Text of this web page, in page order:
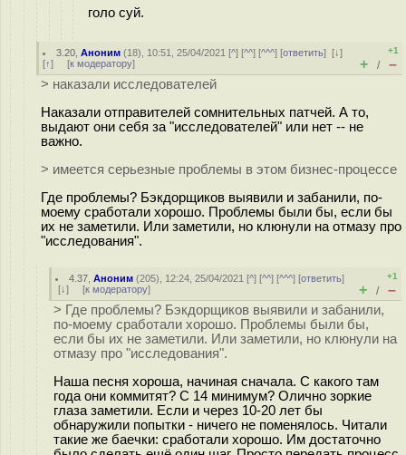
голо суй.
3.20 ,Аноним (18), 10:51, 25/04/2021 [^] [^^] [^^^] [ответить][↓]
[↑] [к модератору]
+1
+ / –
> наказали исследователей
Наказали отправителей сомнительных патчей. А то,
выдают они себя за "исследователей" или нет -- не
важно.
> имеется серьезные проблемы в этом бизнес-процессе
Где проблемы? Бэкдорщиков выявили и забанили, по-
моему сработали хорошо. Проблемы были бы, если бы
их не заметили. Или заметили, но клюнули на отмазу про
"исследования".
4.37 ,Аноним (205), 12:24, 25/04/2021 [^] [^^] [^^^] [ответить]
[↓] [к модератору]
+1
+ / –
> Где проблемы? Бэкдорщиков выявили и забанили,
по-моему сработали хорошо. Проблемы были бы,
если бы их не заметили. Или заметили, но клюнули на
отмазу про "исследования".
Наша песня хороша, начиная сначала. С какого там
года они коммитят? С 14 минимум? Олично зоркие
глаза заметили. Если и через 10-20 лет бы
обнаружили попытки - ничего не поменялось. Читали
такие же баечки: сработали хорошо. Им достаточно